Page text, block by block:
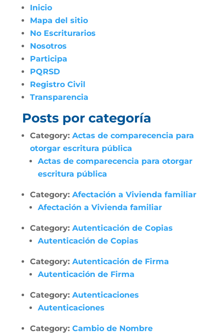
Inicio
Mapa del sitio
No Escriturarios
Nosotros
Participa
PQRSD
Registro Civil
Transparencia
Posts por categoría
Category: Actas de comparecencia para
otorgar escritura pública
Actas de comparecencia para otorgar
escritura pública
Category: Afectación a Vivienda familiar
Afectación a Vivienda familiar
Category: Autenticación de Copias
Autenticación de Copias
Category: Autenticación de Firma
Autenticación de Firma
Category: Autenticaciones
Autenticaciones
Category: Cambio de Nombre